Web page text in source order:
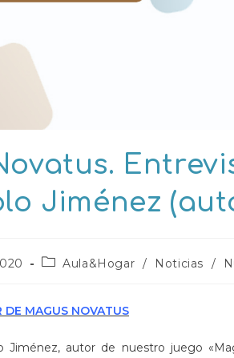
Jiménez
Categoría
entrada:
Aula&Hogar / Noticias /
DE MAGUS NOVATUS
Jiménez, autor de nuestro juego